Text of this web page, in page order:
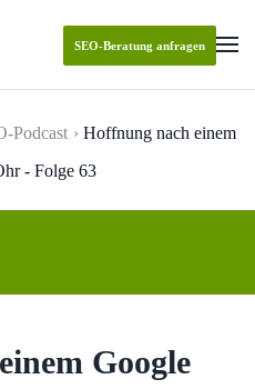
SEO-Beratung anfragen
Podcast
Hoffnung nach einem
- Folge 63
Google